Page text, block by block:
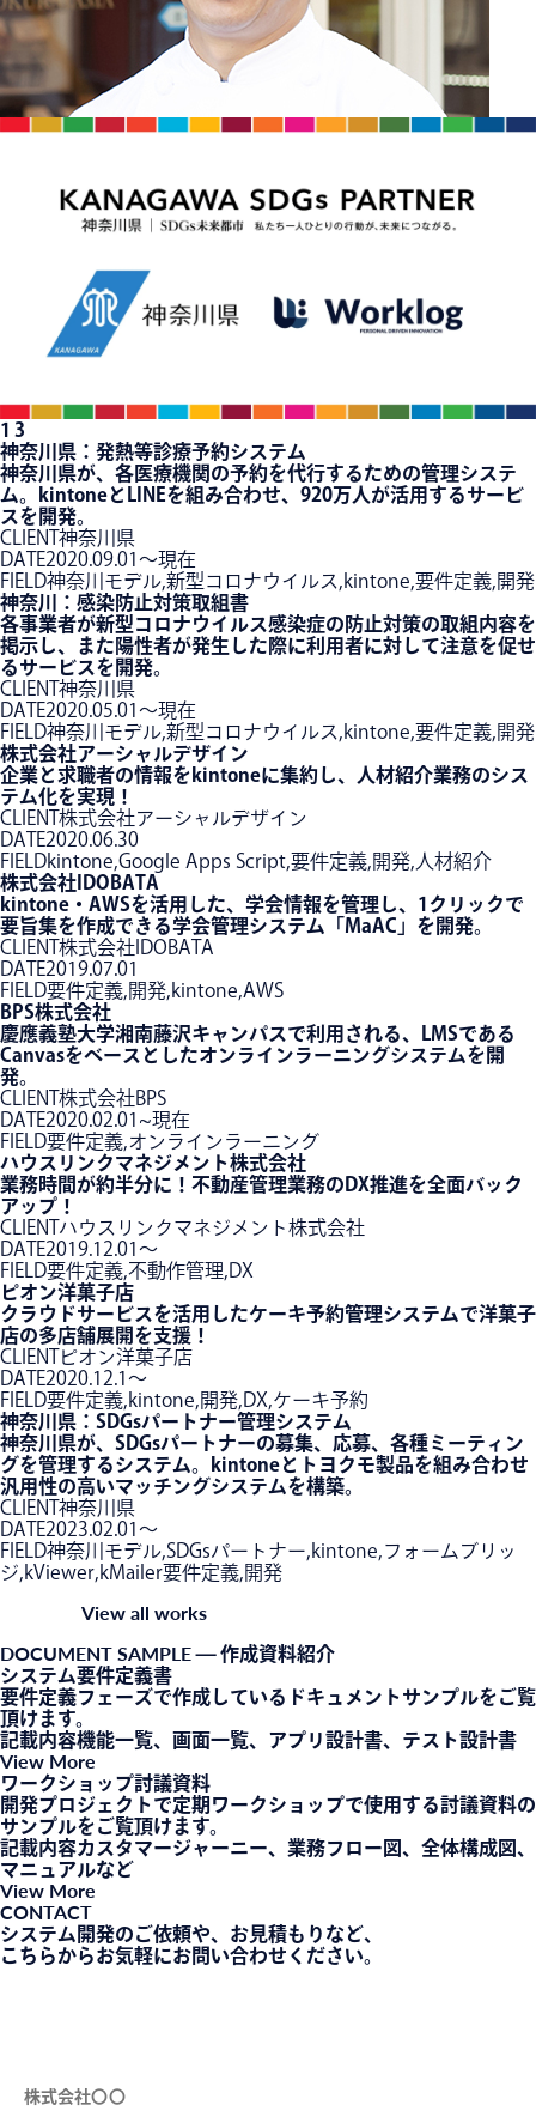
1 3
神奈川県：発熱等診療予約システム
神奈川県が、各医療機関の予約を代行するための管理システ
ム。kintoneとLINEを組み合わせ、920万人が活用するサービ
スを開発。
CLIENT神奈川県
DATE2020.09.01〜現在
FIELD神奈川モデル,新型コロナウイルス,kintone,要件定義,開発
神奈川：感染防止対策取組書
各事業者が新型コロナウイルス感染症の防止対策の取組内容を
掲示し、また陽性者が発生した際に利用者に対して注意を促せ
るサービスを開発。
CLIENT神奈川県
DATE2020.05.01〜現在
FIELD神奈川モデル,新型コロナウイルス,kintone,要件定義,開発
株式会社アーシャルデザイン
企業と求職者の情報をkintoneに集約し、人材紹介業務のシス
テム化を実現！
CLIENT株式会社アーシャルデザイン
DATE2020.06.30
FIELDkintone,Google Apps Script,要件定義,開発,人材紹介
株式会社IDOBATA
kintone・AWSを活用した、学会情報を管理し、1クリックで
要旨集を作成できる学会管理システム「MaAC」を開発。
CLIENT株式会社IDOBATA
DATE2019.07.01
FIELD要件定義,開発,kintone,AWS
BPS株式会社
慶應義塾大学湘南藤沢キャンパスで利用される、LMSである
Canvasをベースとしたオンラインラーニングシステムを開
発。
CLIENT株式会社BPS
DATE2020.02.01~現在
FIELD要件定義,オンラインラーニング
ハウスリンクマネジメント株式会社
業務時間が約半分に！不動産管理業務のDX推進を全面バック
アップ！
CLIENTハウスリンクマネジメント株式会社
DATE2019.12.01〜
FIELD要件定義,不動作管理,DX
ピオン洋菓子店
クラウドサービスを活用したケーキ予約管理システムで洋菓子
店の多店舗展開を支援！
CLIENTピオン洋菓子店
DATE2020.12.1〜
FIELD要件定義,kintone,開発,DX,ケーキ予約
神奈川県：SDGsパートナー管理システム
神奈川県が、SDGsパートナーの募集、応募、各種ミーティン
グを管理するシステム。kintoneとトヨクモ製品を組み合わせ
汎用性の高いマッチングシステムを構築。
CLIENT神奈川県
DATE2023.02.01〜
FIELD神奈川モデル,SDGsパートナー,kintone,フォームブリッ
ジ,kViewer,kMailer要件定義,開発
View all works
DOCUMENT SAMPLE— 作成資料紹介
システム要件定義書
要件定義フェーズで作成しているドキュメントサンプルをご覧
頂けます。
記載内容機能一覧、画面一覧、アプリ設計書、テスト設計書
View More
ワークショップ討議資料
開発プロジェクトで定期ワークショップで使用する討議資料の
サンプルをご覧頂けます。
記載内容カスタマージャーニー、業務フロー図、全体構成図、
マニュアルなど
View More
CONTACT
システム開発のご依頼や、お見積もりなど、
こちらからお気軽にお問い合わせください。